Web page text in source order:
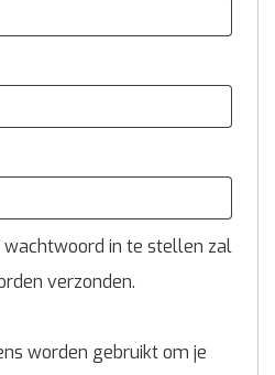
wachtwoord in te stellen zal
verzonden.
worden gebruikt om je